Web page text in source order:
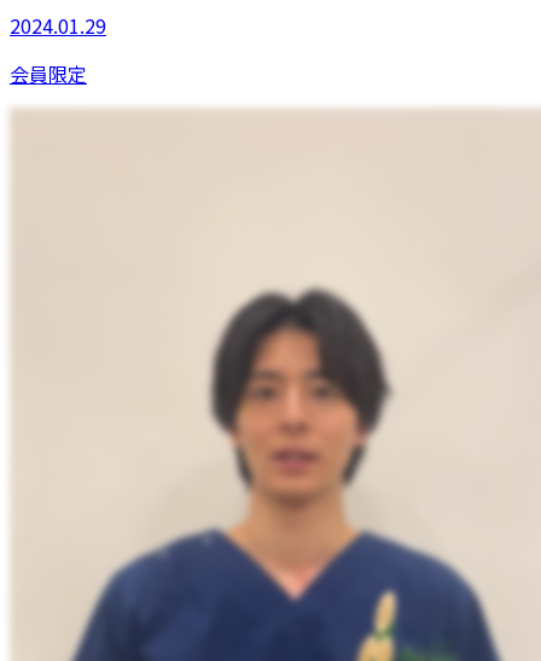
2024.01.29
会員限定